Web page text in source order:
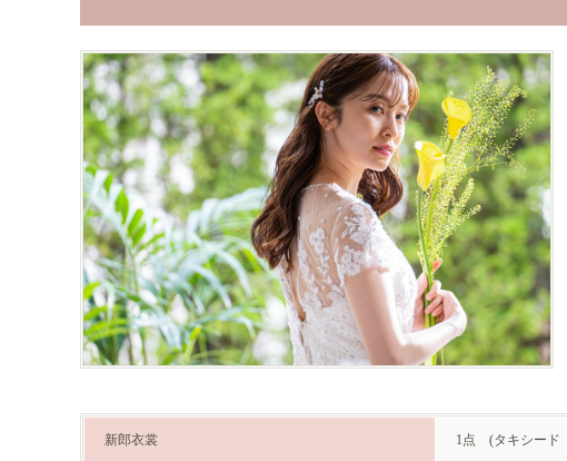
新郎衣裳 1点 (タキシー